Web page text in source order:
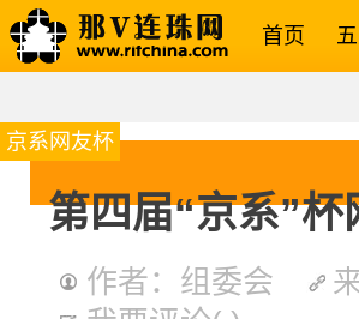
首页
京系网友杯
第四届“京系”杯
作者：组委会